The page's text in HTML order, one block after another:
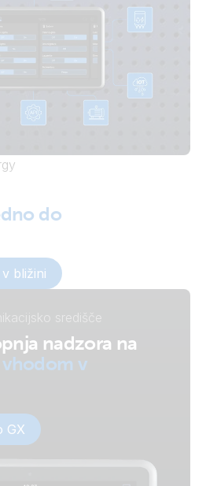
do
bližini
središče
nadzora na
vhodom v
GX